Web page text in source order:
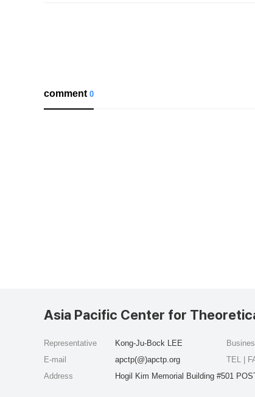
comment0
Asia Pacific Center for
Representative
Kong-Ju-Bock LEE
E-mail
apctp(@)apctp.org
Address
Hogil Kim Memorial Building #501
TEL |